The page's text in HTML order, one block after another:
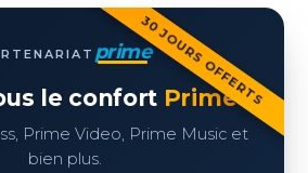
30 JOURS OFFERTS
prime
le confort Prime
Prime Video, Prime Music et
bien plus.